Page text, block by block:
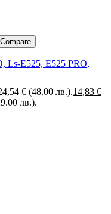
Compare
Ls-E525, E525 PRO,
€ (48.00 лв.).14,83 €
лв.).